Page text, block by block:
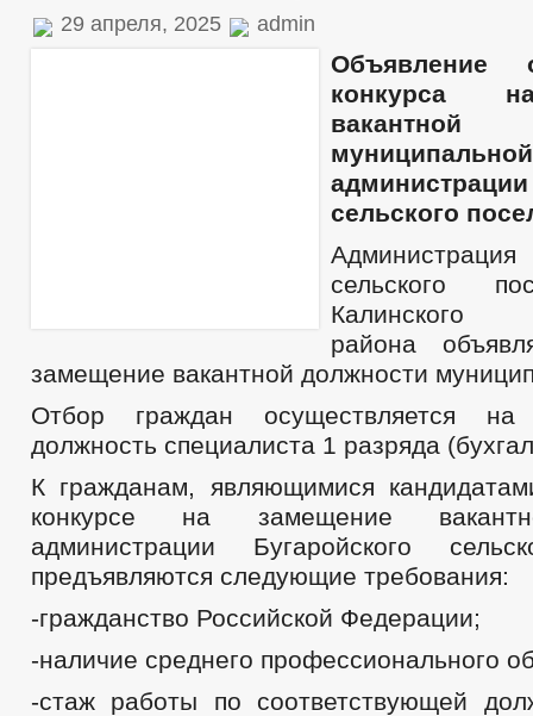
29 апреля, 2025 admin
Объявление
конкурса
сельского
сельского
Калинского
района
замещение вакантной должности
Отбор граждан осуществляется на
должность специалиста 1 разряда
К гражданам, являющимися
конкурсе на замещение
администрации Бугаройского
предъявляются следующие требования:
-гражданство Российской Федерации;
-наличие среднего профессионального
-стаж работы по соответствующей